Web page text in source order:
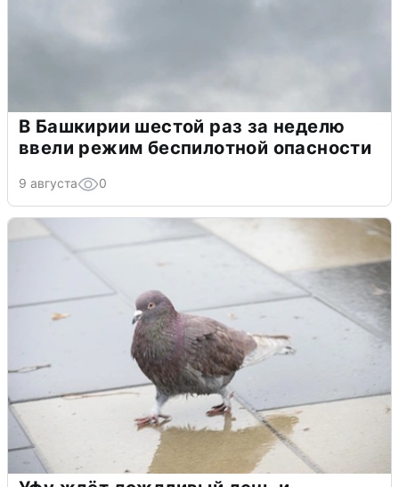
В Башкирии шестой раз за неделю
ввели режим беспилотной опасности
9 августа 0